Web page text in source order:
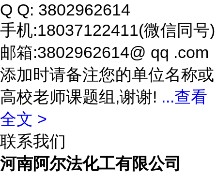
Q Q: 3802962614
手机:18037122411(微信同号)
邮箱:3802962614@ qq .com
添加时请备注您的单位名称或
高校老师课题组,谢谢! ...查看
全文 >
联系我们
河南阿尔法化工有限公司